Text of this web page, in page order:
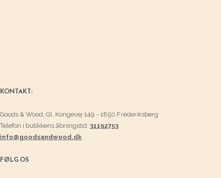
KONTAKT:
Goods & Wood, Gl. Kongevej 149 - 1850 Frederiksberg
Telefon i butikkens åbningstid: 31192753
info@goodsandwood.dk
FØLG OS